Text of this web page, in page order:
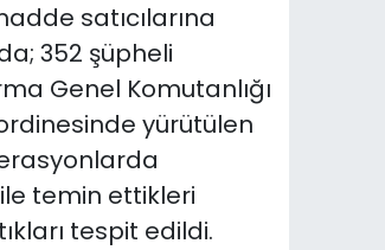
satıcılarına
352 şüpheli
Genel Komutanlığı
yürütülen
temin ettikleri
tespit edildi.